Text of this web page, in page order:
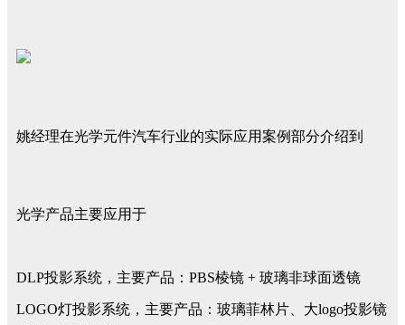
姚经理在光学元件汽车行业的实际应用案例部分介绍到
光学产品主要应用于
DLP投影系统，主要产品：PBS棱镜 + 玻璃非球面透镜
LOGO灯投影系统，主要产品：玻璃菲林片、大logo投影镜